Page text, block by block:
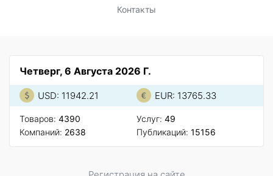
Контакты
Четверг, 6 Августа 2026 Г.
USD: 11942.21 EUR: 13765.33
Товаров: 4390
Компаний: 2638
Услуг: 49
Публикаций: 15156